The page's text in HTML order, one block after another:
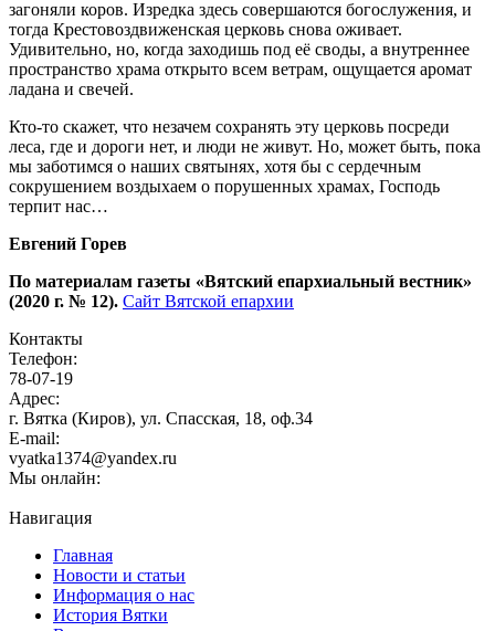
загоняли коров. Изредка здесь совершаются богослужения, и
тогда Крестовоздвиженская церковь снова оживает.
Удивительно, но, когда заходишь под её своды, а внутреннее
пространство храма открыто всем ветрам, ощущается аромат
ладана и свечей.
Кто-то скажет, что незачем сохранять эту церковь посреди
леса, где и дороги нет, и люди не живут. Но, может быть, пока
мы заботимся о наших святынях, хотя бы с сердечным
сокрушением воздыхаем о порушенных храмах, Господь
терпит нас…
Евгений Горев
По материалам газеты «Вятский епархиальный вестник»
(2020 г. № 12). Сайт Вятской епархии
Контакты
Телефон:
78-07-19
Адрес:
г. Вятка (Киров), ул. Спасская, 18, оф.34
E-mail:
vyatka1374@yandex.ru
Мы онлайн:
Навигация
Главная
Новости и статьи
Информация о нас
История Вятки